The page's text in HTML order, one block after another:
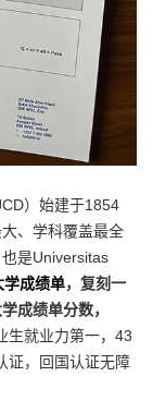
）始建于1854
、学科覆盖最全
是Universitas
学成绩单，复刻一
成绩单分数，
生就业力第一，43
证，回国认证无障